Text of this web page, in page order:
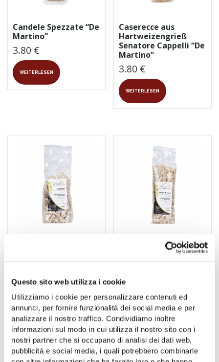
Questo sito web utilizza i cookie
Utilizziamo i cookie per personalizzare contenuti ed
annunci, per fornire funzionalità dei social media e per
analizzare il nostro traffico. Condividiamo inoltre
informazioni sul modo in cui utilizza il nostro sito con i
nostri partner che si occupano di analisi dei dati web,
pubblicità e social media, i quali potrebbero combinarle
Candele Spezzate “De
Martino”
3.80 €
WEITERLESEN
Caserecce aus
Hartweizengrieß
Senatore Cappelli “De
Martino”
3.80 €
WEITERLESEN
3.80€
WEITERLESEN
Occhi di lupo aus
Hartweizengrieß
3.80
WEITERLESEN